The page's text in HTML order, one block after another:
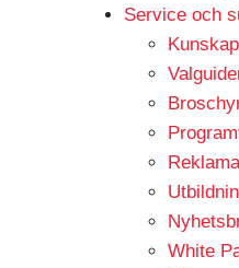
Service och
White